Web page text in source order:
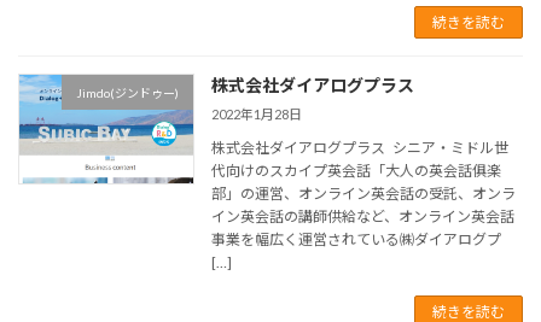
続きを読む
Jimdo(ジンドゥー) 株式会社ダイアログプラス
2022年1月28日
株式会社ダイアログプラス シニア・ミドル世
代向けのスカイプ英会話「大人の英会話俱楽
部」の運営、オンライン英会話の受託、オンラ
イン英会話の講師供給など、オンライン英会話
事業を幅広く運営されている㈱ダイアログプ
[…]
続きを読む